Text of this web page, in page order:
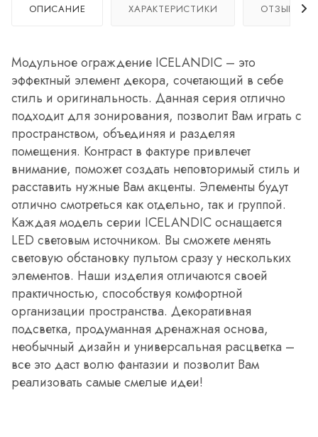
ОПИСАНИЕ ХАРАКТЕРИСТИКИ ОТЗЫВЫ
Модульное ограждение ICELANDIC – это
эффектный элемент декора, сочетающий в себе
стиль и оригинальность. Данная серия отлично
подходит для зонирования, позволит Вам играть с
пространством, объединяя и разделяя
помещения. Контраст в фактуре привлечет
внимание, поможет создать неповторимый стиль и
расставить нужные Вам акценты. Элементы будут
отлично смотреться как отдельно, так и группой.
Каждая модель серии ICELANDIC оснащается
LED световым источником. Вы сможете менять
световую обстановку пультом сразу у нескольких
элементов. Наши изделия отличаются своей
практичностью, способствуя комфортной
организации пространства. Декоративная
подсветка, продуманная дренажная основа,
необычный дизайн и универсальная расцветка –
все это даст волю фантазии и позволит Вам
реализовать самые смелые идеи!